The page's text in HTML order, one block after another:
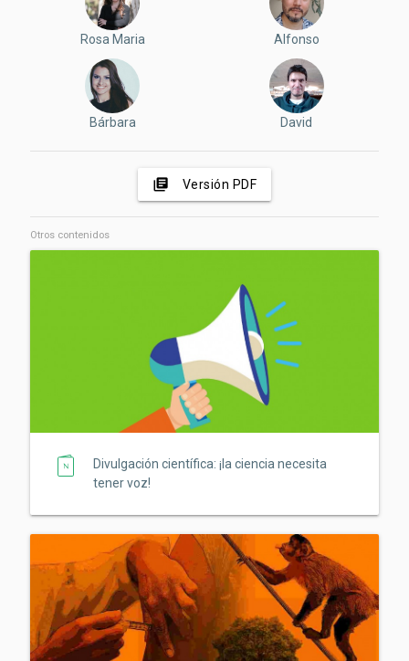
Rosa Maria Alfonso
Bárbara David
library_books Versión PDF
Otros contenidos
Divulgación científica: ¡la ciencia necesita
tener voz!